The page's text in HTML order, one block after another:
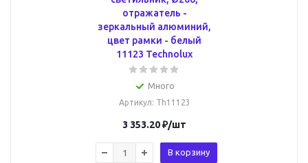
отражатель -
зеркальный алюминий,
цвет рамки - белый
11123 Technolux
Много
Артикул: Th11123
3 353.20₽/шт
В корзину